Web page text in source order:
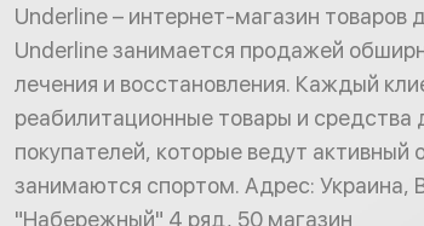
Underline – интернет-магазин
Underline занимается продажей
лечения и восстановления. Каждый
реабилитационные товары и
покупателей, которые ведут активный
занимаются спортом. Адрес:
"Набережный" 4 ряд, 50 магазин